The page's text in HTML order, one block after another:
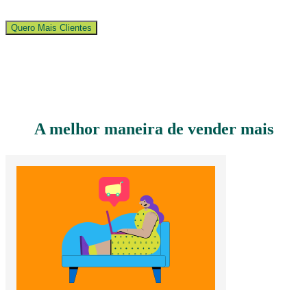
Quero Mais Clientes
A melhor maneira de vender mais